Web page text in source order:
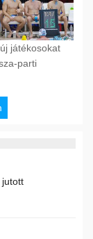
játékosokat
parti
jutott